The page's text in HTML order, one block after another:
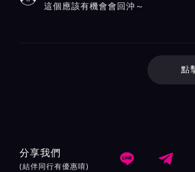
這個應該有機會會回沖～
點
分享我們
(結伴同行有優惠唷)
 